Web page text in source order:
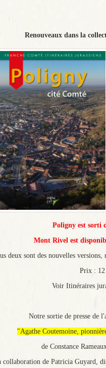
Renouveaux dans la
Poligny est sorti
Mont Rivel est
deux sont des nouvelles
Prix : 12
Voir Itinéraires
Notre sortie de presse de
"Agathe Coutemoine,
de Constance
collaboration de Patricia Guyard,